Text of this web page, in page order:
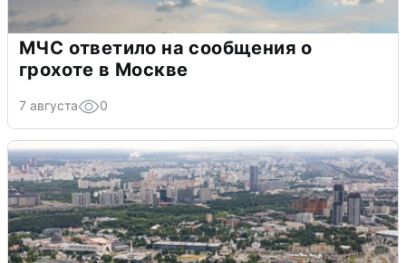
МЧС ответило на сообщения о
грохоте в Москве
7 августа 0